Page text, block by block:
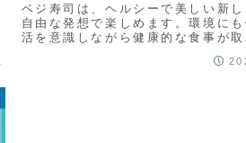
ベジ寿司は、ヘルシーで美しい新し
自由な発想で楽しめます。環境に
活を意識しながら健康的な食事が取
の食卓に新しい風を吹き込みます。